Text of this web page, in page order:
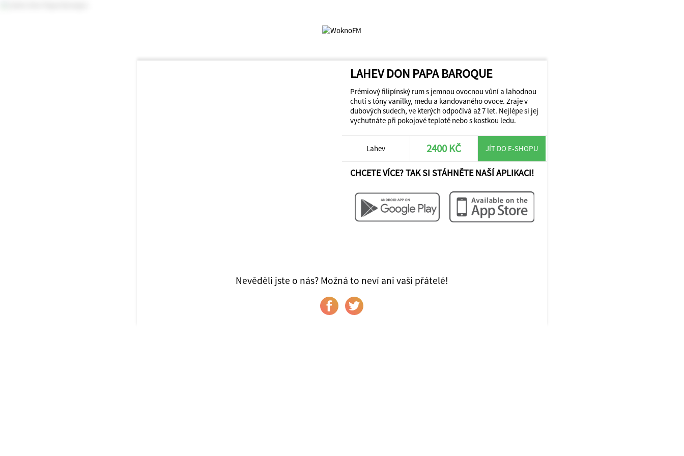
LAHEV DON PAPA BAROQUE
Prémiový filipínský rum s jemnou ovocnou vůní a lahodnou
chutí s tóny vanilky, medu a kandovaného ovoce. Zraje v
dubových sudech, ve kterých odpočívá až 7 let. Nejlépe si jej
vychutnáte při pokojové teplotě nebo s kostkou ledu.
Lahev 2400 KČ JÍT DO E-SHOPU
CHCETE VÍCE? TAK SI STÁHNĚTE NAŠÍ APLIKACI!
Nevěděli jste o nás? Možná to neví ani vaši přátelé!